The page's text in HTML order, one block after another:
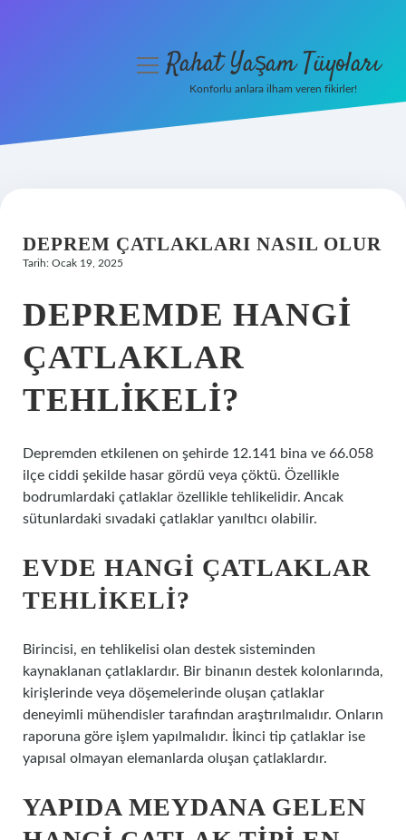
Hakkımızda
menüyüRahat Yaşam Tüyoları
Konforlu anlara ilham veren fikirler!
DEPREM ÇATLAKLARI NASIL OLUR
Tarih: Ocak 19, 2025
DEPREMDE HANGI
ÇATLAKLAR
TEHLIKELI?
Depremden etkilenen on şehirde 12.141 bina ve 66.058
ilçe ciddi şekilde hasar gördü veya çöktü. Özellikle
bodrumlardaki çatlaklar özellikle tehlikelidir. Ancak
sütunlardaki sıvadaki çatlaklar yanıltıcı olabilir.
EVDE HANGI ÇATLAKLAR
TEHLIKELI?
Birincisi, en tehlikelisi olan destek sisteminden
kaynaklanan çatlaklardır. Bir binanın destek kolonlarında,
kirişlerinde veya döşemelerinde oluşan çatlaklar
deneyimli mühendisler tarafından araştırılmalıdır. Onların
raporuna göre işlem yapılmalıdır. İkinci tip çatlaklar ise
yapısal olmayan elemanlarda oluşan çatlaklardır.
YAPIDA MEYDANA GELEN